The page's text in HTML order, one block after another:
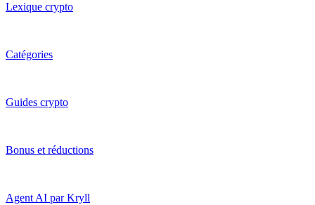
Lexique crypto
Catégories
Guides crypto
Bonus et réductions
Agent AI par Kryll